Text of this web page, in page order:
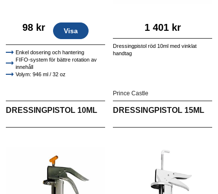
98 kr Visa
Enkel dosering och hantering
FIFO-system för bättre rotation av
innehåll
Volym: 946 ml / 32 oz
1 401 kr
Dressingpistol röd 10ml med vinklat
handtag
DRESSINGPISTOL 10ML
Prince Castle
DRESSINGPISTOL 15ML